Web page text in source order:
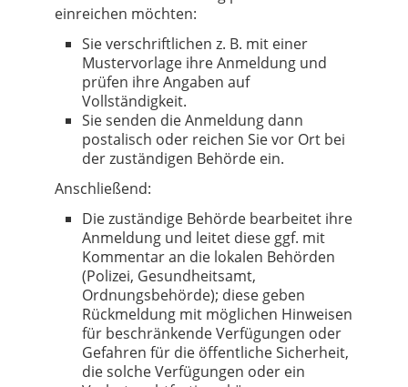
einreichen möchten:
Sie verschriftlichen z. B. mit einer
Mustervorlage ihre Anmeldung und
prüfen ihre Angaben auf
Vollständigkeit.
Sie senden die Anmeldung dann
postalisch oder reichen Sie vor Ort bei
der zuständigen Behörde ein.
Anschließend:
Die zuständige Behörde bearbeitet ihre
Anmeldung und leitet diese ggf. mit
Kommentar an die lokalen Behörden
(Polizei, Gesundheitsamt,
Ordnungsbehörde); diese geben
Rückmeldung mit möglichen Hinweisen
für beschränkende Verfügungen oder
Gefahren für die öffentliche Sicherheit,
die solche Verfügungen oder ein